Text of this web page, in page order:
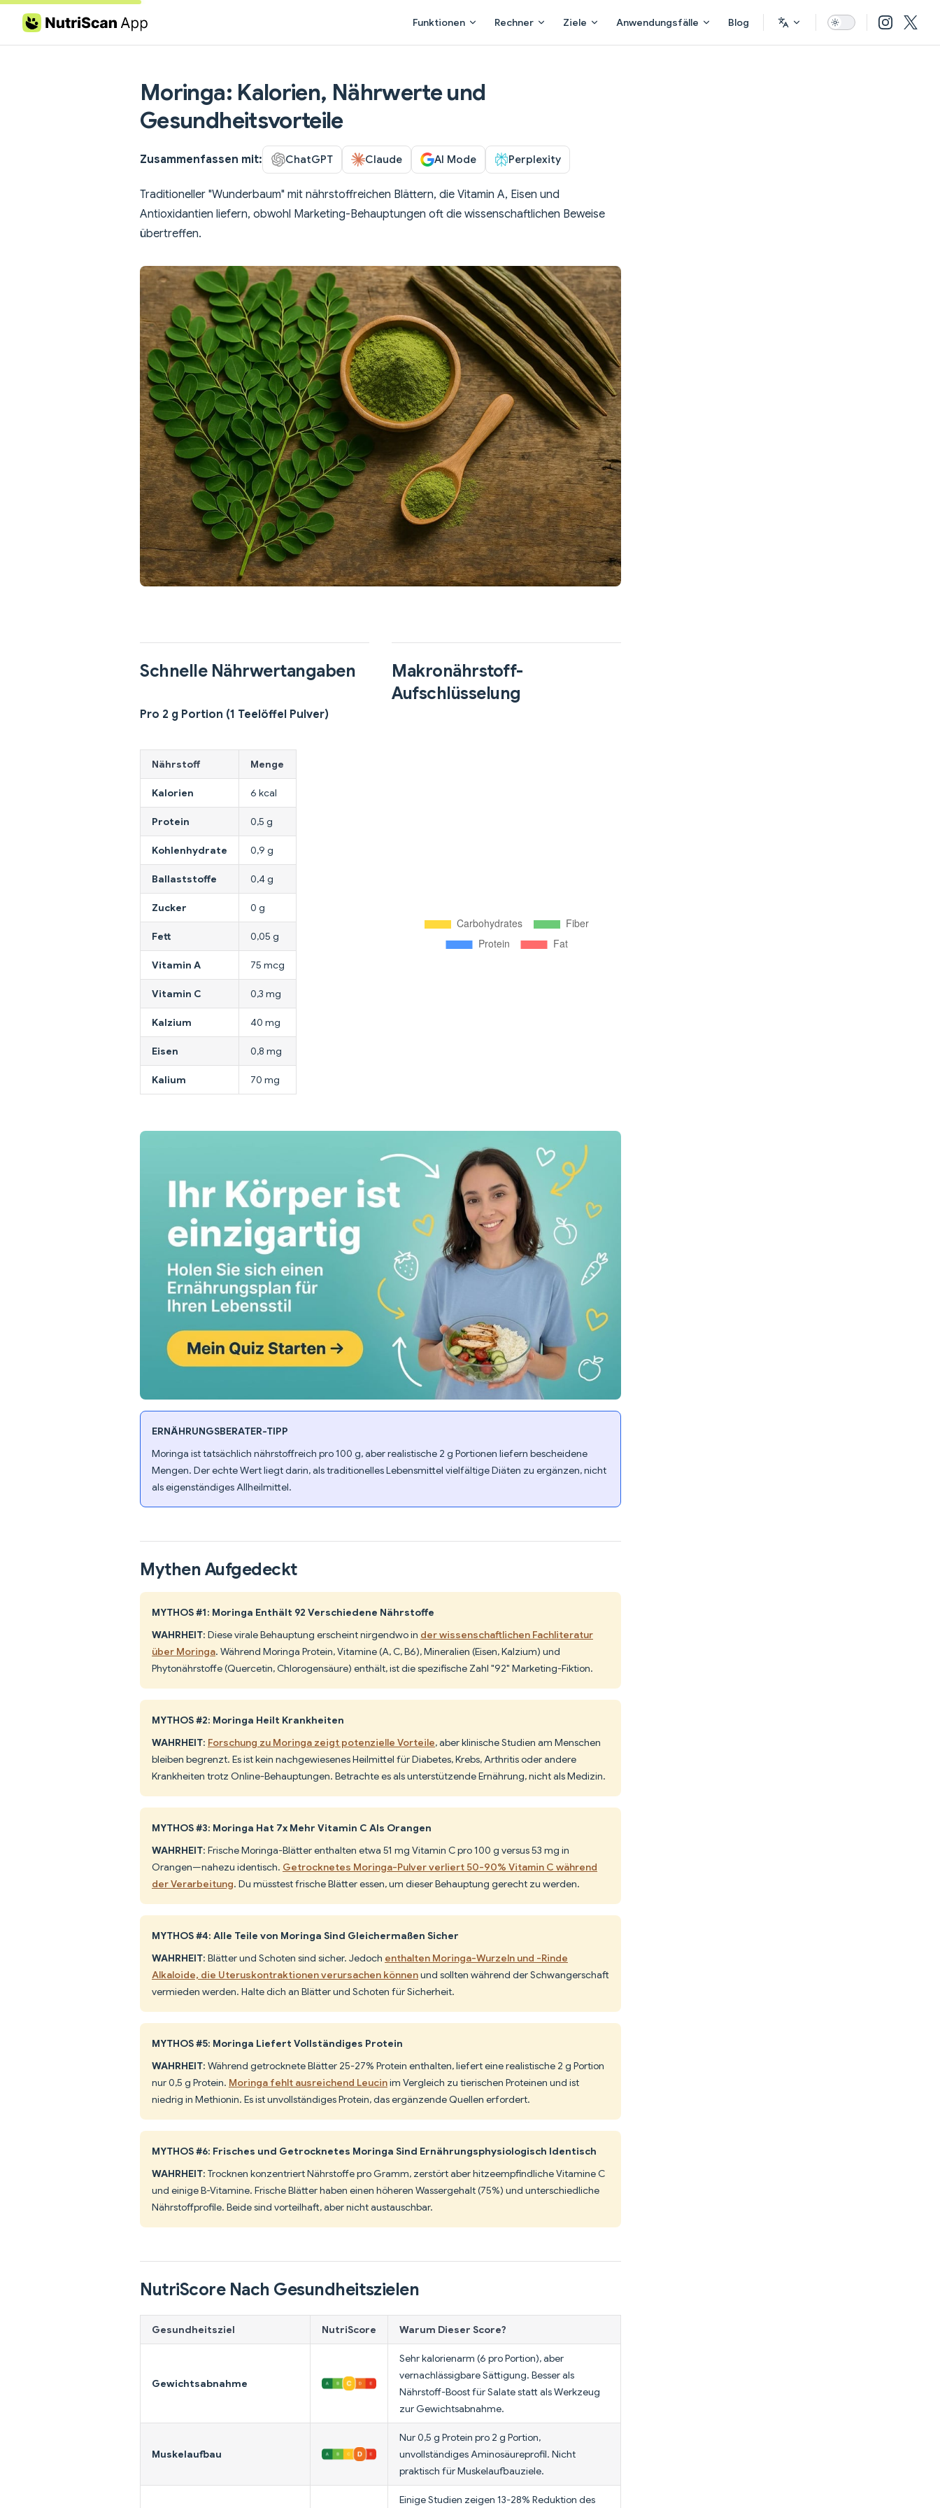
Skip to content Funktionen Rechner Ziele Anwendungsfälle Blog
Moringa: Kalorien, Nährwerte und
Gesundheitsvorteile
Zusammenfassen mit: ChatGPT Claude AI Mode Perplexity
Traditioneller "Wunderbaum" mit nährstoffreichen Blättern, die Vitamin A, Eisen und
Antioxidantien liefern, obwohl Marketing-Behauptungen oft die wissenschaftlichen Beweise
übertreffen.
Schnelle Nährwertangaben
Pro 2 g Portion (1 Teelöffel Pulver)
Nährstoff Menge
Kalorien 6 kcal
Protein 0,5 g
Kohlenhydrate 0,9 g
Ballaststoffe 0,4 g
Zucker 0 g
Fett 0,05 g
Vitamin A 75 mcg
Vitamin C 0,3 mg
Kalzium 40 mg
Eisen 0,8 mg
Kalium 70 mg
Makronährstoff-
Aufschlüsselung
ERNÄHRUNGSBERATER-TIPP
Moringa ist tatsächlich nährstoffreich pro 100 g, aber realistische 2 g Portionen liefern bescheidene
Mengen. Der echte Wert liegt darin, als traditionelles Lebensmittel vielfältige Diäten zu ergänzen, nicht
als eigenständiges Allheilmittel.
Mythen Aufgedeckt
MYTHOS #1: Moringa Enthält 92 Verschiedene Nährstoffe
WAHRHEIT: Diese virale Behauptung erscheint nirgendwo in der wissenschaftlichen Fachliteratur
über Moringa. Während Moringa Protein, Vitamine (A, C, B6), Mineralien (Eisen, Kalzium) und
Phytonährstoffe (Quercetin, Chlorogensäure) enthält, ist die spezifische Zahl "92" Marketing-Fiktion.
MYTHOS #2: Moringa Heilt Krankheiten
WAHRHEIT: Forschung zu Moringa zeigt potenzielle Vorteile, aber klinische Studien am Menschen
bleiben begrenzt. Es ist kein nachgewiesenes Heilmittel für Diabetes, Krebs, Arthritis oder andere
Krankheiten trotz Online-Behauptungen. Betrachte es als unterstützende Ernährung, nicht als Medizin.
MYTHOS #3: Moringa Hat 7x Mehr Vitamin C Als Orangen
WAHRHEIT: Frische Moringa-Blätter enthalten etwa 51 mg Vitamin C pro 100 g versus 53 mg in
Orangen—nahezu identisch. Getrocknetes Moringa-Pulver verliert 50-90% Vitamin C während
der Verarbeitung. Du müsstest frische Blätter essen, um dieser Behauptung gerecht zu werden.
MYTHOS #4: Alle Teile von Moringa Sind Gleichermaßen Sicher
WAHRHEIT: Blätter und Schoten sind sicher. Jedoch enthalten Moringa-Wurzeln und -Rinde
Alkaloide, die Uteruskontraktionen verursachen könnenund sollten während der Schwangerschaft
vermieden werden. Halte dich an Blätter und Schoten für Sicherheit.
MYTHOS #5: Moringa Liefert Vollständiges Protein
WAHRHEIT: Während getrocknete Blätter 25-27% Protein enthalten, liefert eine realistische 2 g Portion
nur 0,5 g Protein. Moringa fehlt ausreichend Leucinim Vergleich zu tierischen Proteinen und ist
niedrig in Methionin. Es ist unvollständiges Protein, das ergänzende Quellen erfordert.
MYTHOS #6: Frisches und Getrocknetes Moringa Sind Ernährungsphysiologisch Identisch
WAHRHEIT: Trocknen konzentriert Nährstoffe pro Gramm, zerstört aber hitzeempfindliche Vitamine C
und einige B-Vitamine. Frische Blätter haben einen höheren Wassergehalt (75%) und unterschiedliche
Nährstoffprofile. Beide sind vorteilhaft, aber nicht austauschbar.
NutriScore Nach Gesundheitszielen
Gesundheitsziel NutriScore Warum Dieser Score?
Gewichtsabnahme
Sehr kalorienarm (6 pro Portion), aber
vernachlässigbare Sättigung. Besser als
Nährstoff-Boost für Salate statt als Werkzeug
zur Gewichtsabnahme.
Muskelaufbau
Nur 0,5 g Protein pro 2 g Portion,
unvollständiges Aminosäureprofil. Nicht
praktisch für Muskelaufbauziele.
Einige Studien zeigen 13-28% Reduktion des